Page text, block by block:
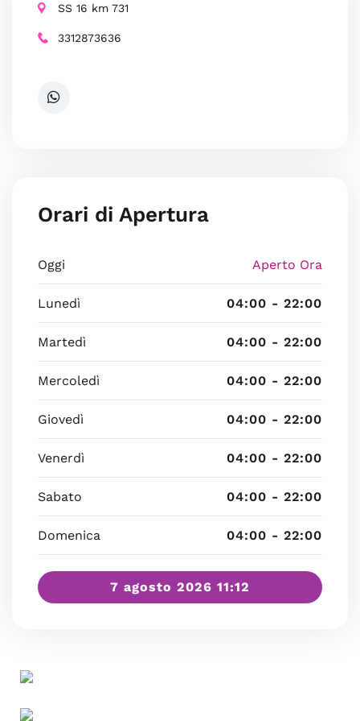
SS 16 km 731
3312873636
Orari di Apertura
Oggi Aperto Ora
Lunedì 04:00 - 22:00
Martedì 04:00 - 22:00
Mercoledì 04:00 - 22:00
Giovedì 04:00 - 22:00
Venerdì 04:00 - 22:00
Sabato 04:00 - 22:00
Domenica 04:00 - 22:00
7 agosto 2026 11:12